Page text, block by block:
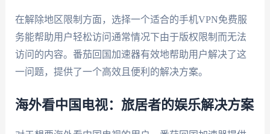
在解除地区限制方面，选择一个适合的手机VPN免费服
务能帮助用户轻松访问通常情况下由于版权限制而无法
访问的内容。番茄回国加速器有效地帮助用户解决了这
一问题，提供了一个高效且便利的解决方案。
海外看中国电视：旅居者的娱乐解决方案